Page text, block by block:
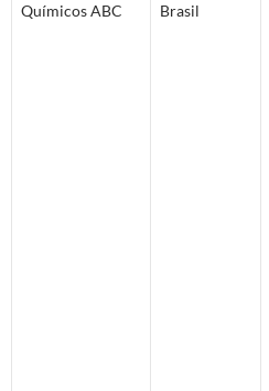
Químicos ABC Brasil